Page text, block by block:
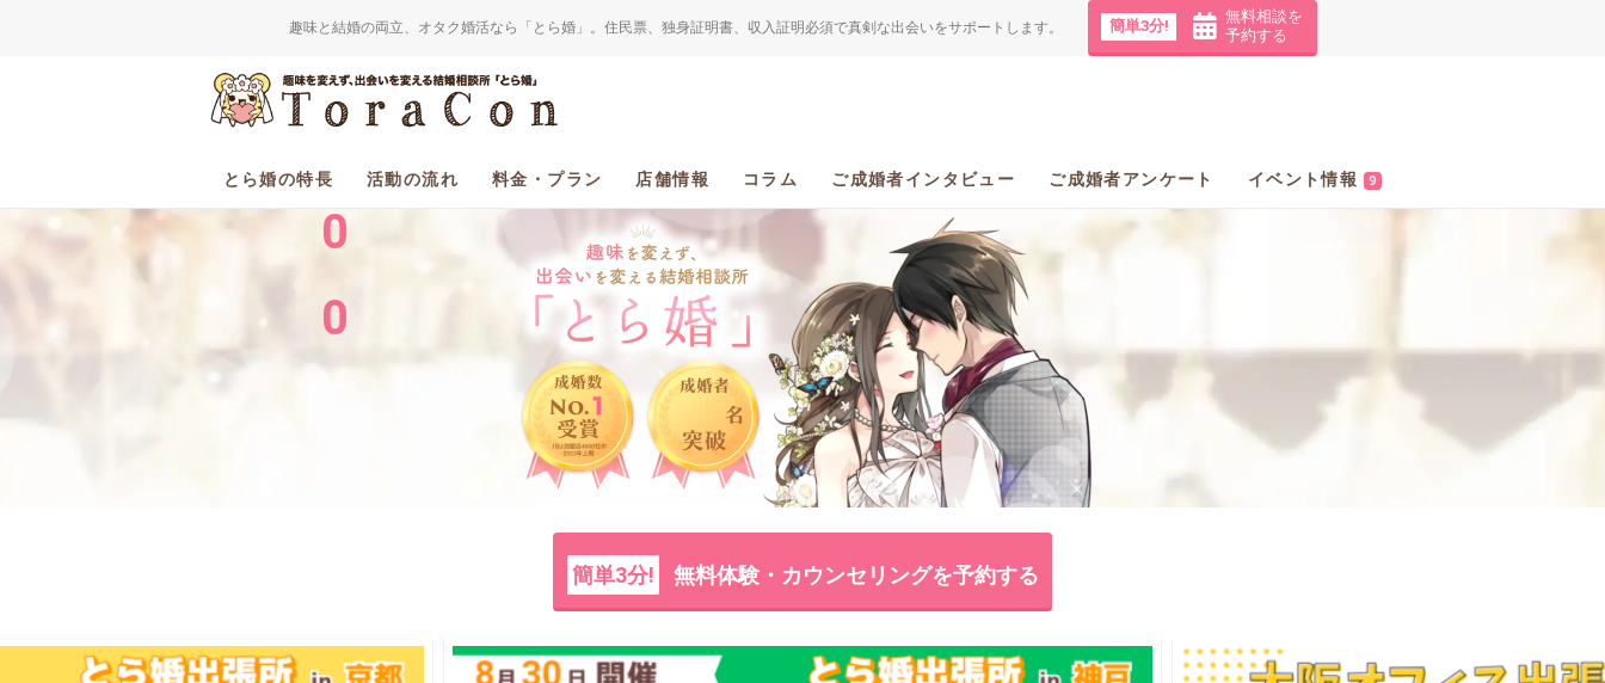
趣味と結婚の両立、オタク婚活なら「とら婚」。住民票、独身証明書、収入証明必須で真剣な出会いをサポートします。 簡単3分!
無料相談を
予約する
とら婚の特長 活動の流れ 料金・プラン 店舗情報 コラム ご成婚者インタビュー ご成婚者アンケート イベント情報 9
2
0
0
0
簡単3分! 無料体験・カウンセリングを予約する